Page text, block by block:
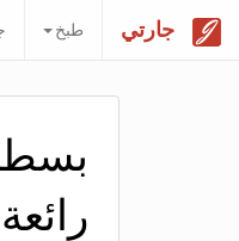
جارتي طبخ
رائعة